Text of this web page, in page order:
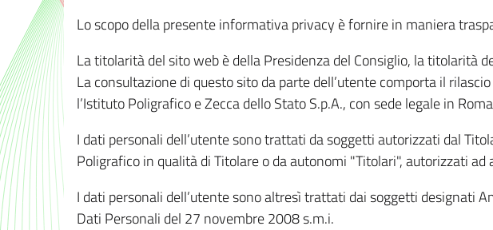
Lo scopo della presente informativa privacy è fornire in maniera
La titolarità del sito web è della Presidenza del Consiglio, la titolarità
La consultazione di questo sito da parte dell’utente comporta il
l’Istituto Poligrafico e Zecca dello Stato S.p.A., con sede legale in
I dati personali dell’utente sono trattati da soggetti autorizzati dal
Poligrafico in qualità di Titolare o da autonomi "Titolari", autorizzati
I dati personali dell’utente sono altresì trattati dai soggetti designati
Dati Personali del 27 novembre 2008 s.m.i.